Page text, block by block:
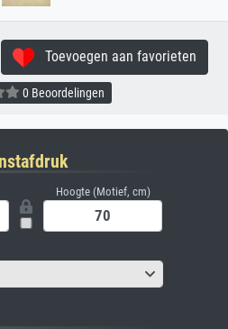
Toevoegen aan favorieten
0 Beoordelingen
Hoogte (Motief, cm)